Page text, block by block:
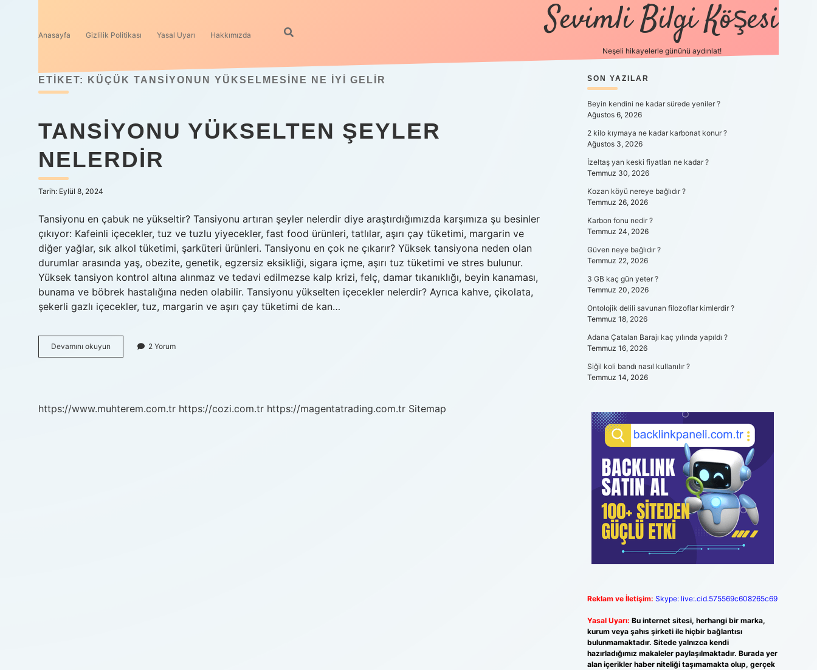
Anasayfa Gizlilik Politikası Yasal Uyarı Hakkımızda Sevimli Bilgi Köşesi
Neşeli hikayelerle gününü aydınlat!
ETIKET: KÜÇÜK TANSIYONUN YÜKSELMESINE NE IYI GELIR
TANSIYONU YÜKSELTEN ŞEYLER
NELERDIR
Tarih: Eylül 8, 2024
Tansiyonu en çabuk ne yükseltir? Tansiyonu artıran şeyler nelerdir diye araştırdığımızda karşımıza şu besinler
çıkıyor: Kafeinli içecekler, tuz ve tuzlu yiyecekler, fast food ürünleri, tatlılar, aşırı çay tüketimi, margarin ve
diğer yağlar, sık alkol tüketimi, şarküteri ürünleri. Tansiyonu en çok ne çıkarır? Yüksek tansiyona neden olan
durumlar arasında yaş, obezite, genetik, egzersiz eksikliği, sigara içme, aşırı tuz tüketimi ve stres bulunur.
Yüksek tansiyon kontrol altına alınmaz ve tedavi edilmezse kalp krizi, felç, damar tıkanıklığı, beyin kanaması,
bunama ve böbrek hastalığına neden olabilir. Tansiyonu yükselten içecekler nelerdir? Ayrıca kahve, çikolata,
şekerli gazlı içecekler, tuz, margarin ve aşırı çay tüketimi de kan…
Devamını okuyun Tansiyonu
Yükselten
2 Yorum
https://www.muhterem.com.tr https://cozi.com.tr https://magentatrading.com.tr Sitemap
SIDEBAR
SON YAZILAR
Beyin kendini ne kadar sürede yeniler ?
Ağustos 6, 2026
2 kilo kıymaya ne kadar karbonat konur ?
Ağustos 3, 2026
İzeltaş yan keski fiyatları ne kadar ?
Temmuz 30, 2026
Kozan köyü nereye bağlıdır ?
Temmuz 26, 2026
Karbon fonu nedir ?
Temmuz 24, 2026
Güven neye bağlıdır ?
Temmuz 22, 2026
3 GB kaç gün yeter ?
Temmuz 20, 2026
Ontolojik delili savunan filozoflar kimlerdir ?
Temmuz 18, 2026
Adana Çatalan Barajı kaç yılında yapıldı ?
Temmuz 16, 2026
Siğil koli bandı nasıl kullanılır ?
Temmuz 14, 2026
Reklam ve İletişim: Skype: live:.cid.575569c608265c69
Yasal Uyarı: Bu internet sitesi, herhangi bir marka,
kurum veya şahıs şirketi ile hiçbir bağlantısı
bulunmamaktadır. Sitede yalnızca kendi
hazırladığımız makaleler paylaşılmaktadır. Burada yer
alan içerikler haber niteliği taşımamakta olup, gerçek